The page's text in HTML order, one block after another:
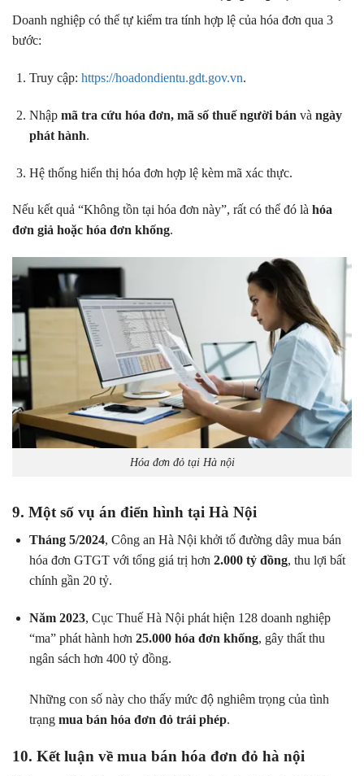
Doanh nghiệp có thể tự kiểm tra tính hợp lệ của hóa đơn qua 3
bước:
Truy cập: https://hoadondientu.gdt.gov.vn.
Nhập mã tra cứu hóa đơn, mã số thuế người bán và ngày
phát hành.
Hệ thống hiển thị hóa đơn hợp lệ kèm mã xác thực.
Nếu kết quả “Không tồn tại hóa đơn này”, rất có thể đó là hóa
đơn giả hoặc hóa đơn khống.
Hóa đơn đỏ tại Hà nội
9. Một số vụ án điển hình tại Hà Nội
Tháng 5/2024, Công an Hà Nội khởi tố đường dây mua bán
hóa đơn GTGT với tổng giá trị hơn 2.000 tỷ đồng, thu lợi bất
chính gần 20 tỷ.
Năm 2023, Cục Thuế Hà Nội phát hiện 128 doanh nghiệp
“ma” phát hành hơn 25.000 hóa đơn khống, gây thất thu
ngân sách hơn 400 tỷ đồng.
Những con số này cho thấy mức độ nghiêm trọng của tình
trạng mua bán hóa đơn đỏ trái phép.
10. Kết luận về mua bán hóa đơn đỏ hà nội